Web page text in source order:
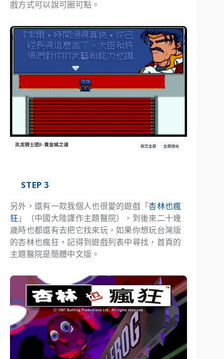
戲方式可以說可圈可點。
STEP 3
另外，還有一款我個人也很愛的遊戲「杏林也瘋
狂 」（中國大陸譯作主題醫院），到後來二十幾
歲時也都還有去把它找來玩，如果你想玩台灣版
的杏林也瘋狂，記得到遊戲列表中尋找，首頁的
主題醫院是簡體中文版。